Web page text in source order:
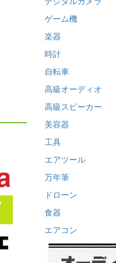
ゲーム機
楽器
時計
自転車
高級オーディオ
高級スピーカー
美容器
工具
エアツール
万年筆
ドローン
食器
エアコン